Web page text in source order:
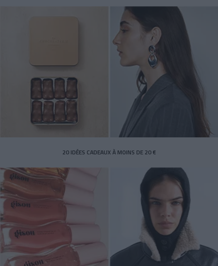
20 IDÉES CADEAUX À MOINS DE 20 €